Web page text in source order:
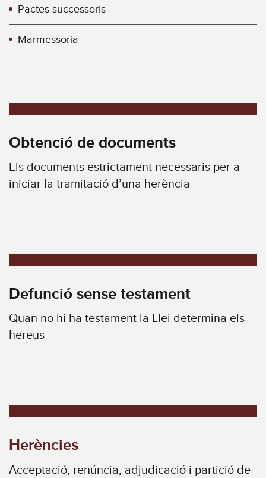
Pactes successoris
Marmessoria
Obtenció de documents
Els documents estrictament necessaris per a
iniciar la tramitació d’una herència
Defunció sense testament
Quan no hi ha testament la Llei determina els
hereus
Herències
Acceptació, renúncia, adjudicació i partició de